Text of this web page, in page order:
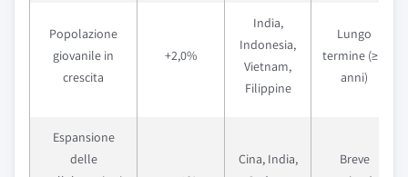
Popolazione
giovanile in
crescita
+2,0%
India,
Indonesia,
Vietnam,
Filippine
Lungo
termine (≥ 4
anni)
Espansione
delle
Cina, India,
Breve